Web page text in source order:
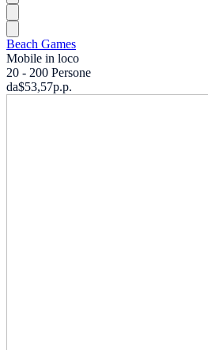
Beach Games
Mobile in loco
20 - 200 Persone
da$53,57p.p.